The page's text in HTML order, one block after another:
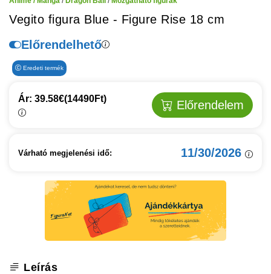
Vegito figura Blue - Figure Rise 18 cm
Előrendelhető
Eredeti termék
Ár: 39.58€(14490Ft) Előrendelem
Várható megjelenési idő: 11/30/2026
Leírás